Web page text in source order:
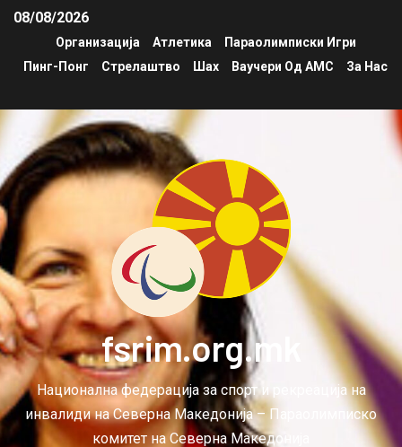
08/08/2026
Организација Атлетика
Параолимписки Игри
Пинг-Понг
Стрелаштво Шах Ваучери Од АМС За Нас
fsrim.org.mk
Национална федерација за спорт и рекреација на
инвалиди на Северна Македонија – Параолимписко
комитет на Северна Македонија